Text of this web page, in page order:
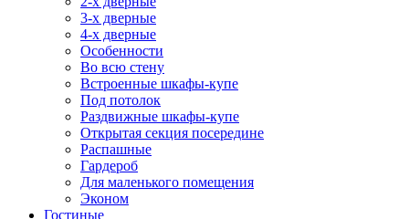
3-х дверные
4-х дверные
Особенности
Во всю стену
Встроенные шкафы-купе
Под потолок
Раздвижные шкафы-купе
Открытая секция посередине
Распашные
Гардероб
Для маленького помещения
Эконом
Гостиные